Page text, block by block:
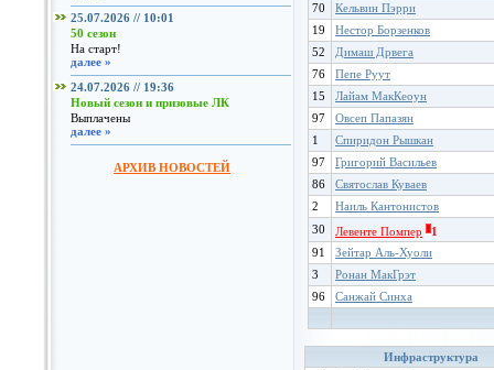
25.07.2026 // 10:01
50 сезон
На старт!
далее »
24.07.2026 // 19:36
Новый сезон и призовые ЛК
Выплачены
далее »
АРХИВ НОВОСТЕЙ
70
Кельвин Пэрри
19
Нестор Борзенков
52
Димаш Дрвега
76
Пепе Руут
15
Лайам МакКеоун
97
Овсеп Папазян
1
Спиридон Рышкан
97
Григорий Васильев
86
Святослав Куваев
2
Наиль Кантонистов
30
Левенте Помпер
1
91
Зейтар Аль-Хуоли
3
Ронан МакГрэт
96
Санжай Синха
Инфраструктура